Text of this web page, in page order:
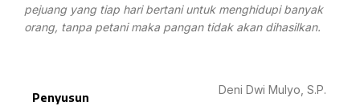
pejuang yang tiap hari bertani untuk menghidupi banyak
orang, tanpa petani maka pangan tidak akan dihasilkan.
Penyusun
Deni Dwi Mulyo, S.P.